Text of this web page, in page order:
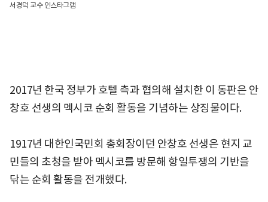
서경덕 교수 인스타그램
2017년 한국 정부가 호텔 측과 협의해 설치한 이 동판은 안
창호 선생의 멕시코 순회 활동을 기념하는 상징물이다.
1917년 대한인국민회 총회장이던 안창호 선생은 현지 교
민들의 초청을 받아 멕시코를 방문해 항일투쟁의 기반을
닦는 순회 활동을 전개했다.